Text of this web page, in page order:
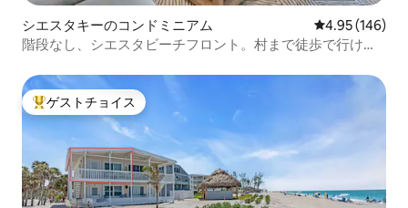
シエスタキーのコンドミニアム レビュー146
4.95 (146)
階段なし、シエスタビーチフロント。村まで徒歩で行けま
大好評のゲストチョイスです。
ゲストチョイス